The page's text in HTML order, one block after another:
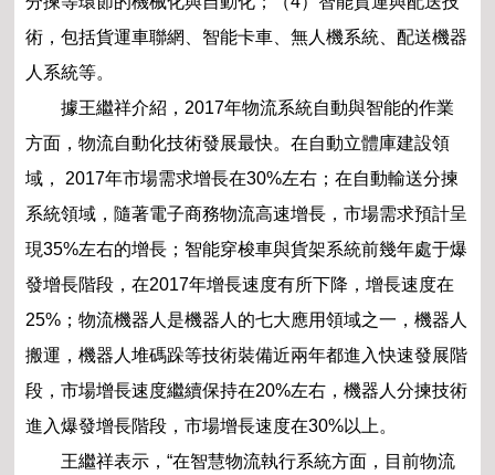
術，包括貨運車聯網、智能卡車、無人機系統、配送機器
人系統等。
據王繼祥介紹，2017年物流系統自動與智能的作業
方面，物流自動化技術發展最快。在自動立體庫建設領
域， 2017年市場需求增長在30%左右；在自動輸送分揀
系統領域，隨著電子商務物流高速增長，市場需求預計呈
現35%左右的增長；智能穿梭車與貨架系統前幾年處于爆
發增長階段，在2017年增長速度有所下降，增長速度在
25%；物流機器人是機器人的七大應用領域之一，機器人
搬運，機器人堆碼跺等技術裝備近兩年都進入快速發展階
段，市場增長速度繼續保持在20%左右，機器人分揀技術
進入爆發增長階段，市場增長速度在30%以上。
王繼祥表示，“在智慧物流執行系統方面，目前物流